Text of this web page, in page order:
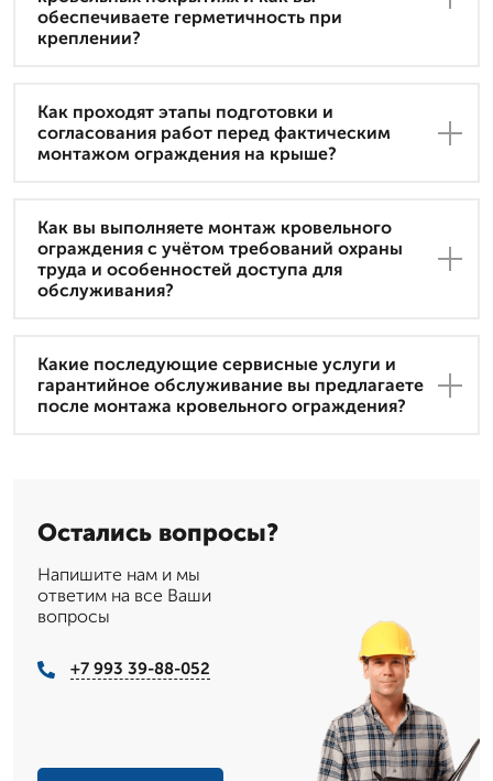
обеспечиваете герметичность при
креплении?
Как проходят этапы подготовки и
согласования работ перед фактическим
монтажом ограждения на крыше?
Как вы выполняете монтаж кровельного
ограждения с учётом требований охраны
труда и особенностей доступа для
обслуживания?
Какие последующие сервисные услуги и
гарантийное обслуживание вы предлагаете
после монтажа кровельного ограждения?
Остались вопросы?
Напишите нам и мы
ответим на все Ваши
вопросы
+7 993 39-88-052